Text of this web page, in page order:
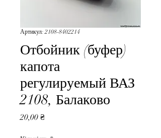
Артикул: 2108-8402214
Отбойник (буфер)
капота
регулируемый ВАЗ
2108, Балаково
20,00 ₴Ціна